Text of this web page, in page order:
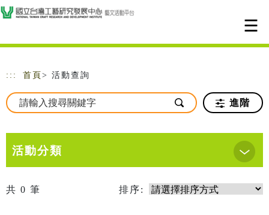
跳到主要內容
網站導覽
::: 首頁 > 活動查詢
進階
活動分類
共 0 筆 排序: